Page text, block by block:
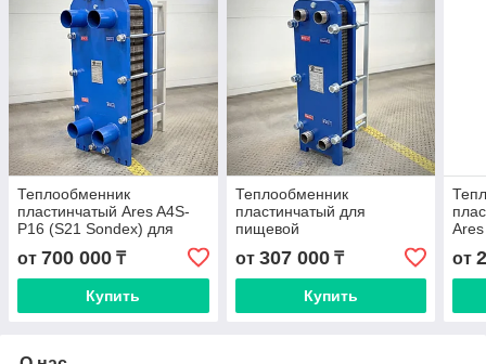
Теплообменник
пластинчатый Ares A4S-
P16 (S21 Sondex) для
от 700 000 ₸
Купить
Теплообменник
пластинчатый для
пищевой
промышленности A2M-
P16 Ares (S14a)
от 307 000₸
Купить
от